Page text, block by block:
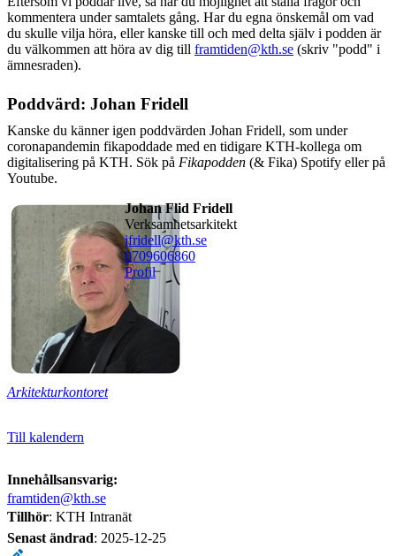
kommentera under samtalets gång. Har du egna önskemål om vad
du skulle vilja höra, eller kanske till och med delta själv i podden är
du välkommen att höra av dig till framtiden@kth.se (skriv "podd" i
ämnesraden).
Poddvärd: Johan Fridell
Kanske du känner igen poddvärden Johan Fridell, som under
coronapandemin fikapoddade med en tidigare KTH-kollega om
digitalisering på KTH. Sök på Fikapodden (& Fika) Spotify eller på
Youtube.
Johan Flid Fridell
verksamhetsarkitekt
jfridell@kth.se
0709606860
Profil
Arkitekturkontoret
Till kalendern
Innehållsansvarig:
framtiden@kth.se
Tillhör: KTH Intranät
Senast ändrad: 2025-12-25